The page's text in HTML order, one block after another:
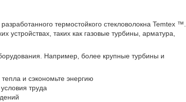
термостойкого стекловолокна Temtex ™.
устройствах, таких как газовые турбины, арматура,
Например, более крупные турбины и
и сэкономьте энергию
труда